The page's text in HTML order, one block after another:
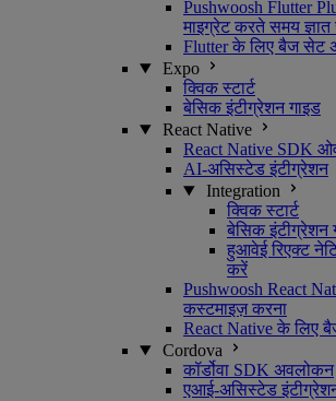
Pushwoosh Flutter
माइग्रेट करते समय ज्ञात
Flutter के लिए बैज सेट
Expo
क्विक स्टार्ट
बेसिक इंटीग्रेशन गाइड
React Native
React Native SDK
AI-असिस्टेड इंटीग्रेशन
Integration
क्विक स्टार्ट
बेसिक इंटीग्रेशन
हुआवेई रिएक्ट
करें
Pushwoosh React
कस्टमाइज़ करना
React Native के लिए
Cordova
कॉर्डोवा SDK अवलोकन
एआई-असिस्टेड